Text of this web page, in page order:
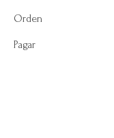
Orden
Pagar